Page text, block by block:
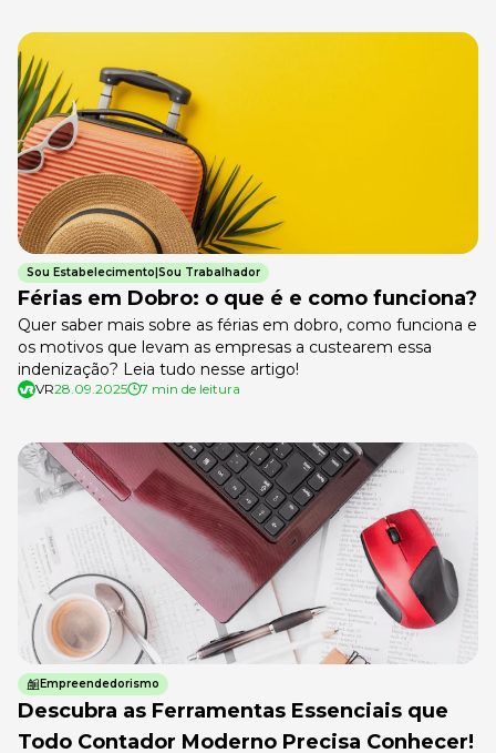
Sou Estabelecimento|Sou Trabalhador
Férias em Dobro: o que é e como funciona?
Quer saber mais sobre as férias em dobro, como funciona e
os motivos que levam as empresas a custearem essa
indenização? Leia tudo nesse artigo!
VR28.09.2025 7 min de leitura
Empreendedorismo
Descubra as Ferramentas Essenciais que
Todo Contador Moderno Precisa Conhecer!